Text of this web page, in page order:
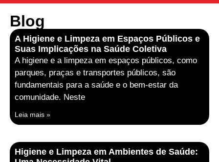
Blog
A Higiene e Limpeza em Espaços Públicos e
Suas Implicações na Saúde Coletiva
A higiene e a limpeza em espaços públicos, como
parques, praças e transportes públicos, são
fundamentais para a saúde e o bem-estar da
comunidade. Neste
Leia mais »
Higiene e Limpeza em Ambientes de Saúde: